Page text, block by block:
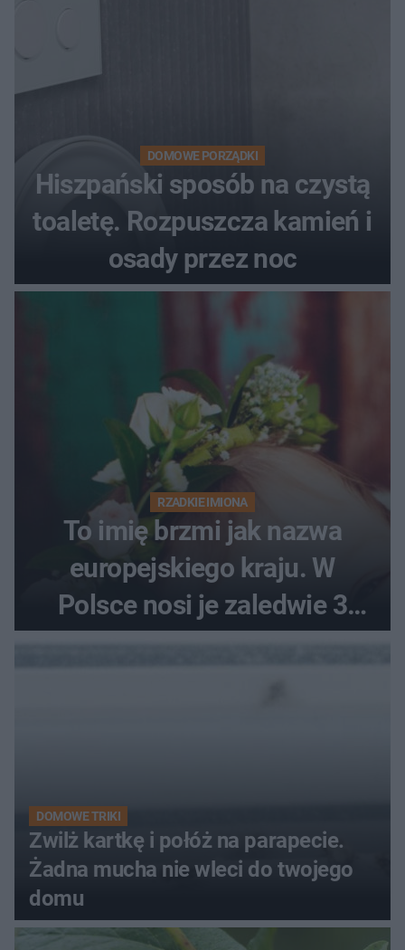
DOMOWE PORZĄDKI
Hiszpański sposób na czystą
toaletę. Rozpuszcza kamień i
osady przez noc
RZADKIE IMIONA
To imię brzmi jak nazwa
europejskiego kraju. W
Polsce nosi je zaledwie 3
kobiety
DOMOWE TRIKI
Zwilż kartkę i połóż na parapecie.
Żadna mucha nie wleci do twojego
domu